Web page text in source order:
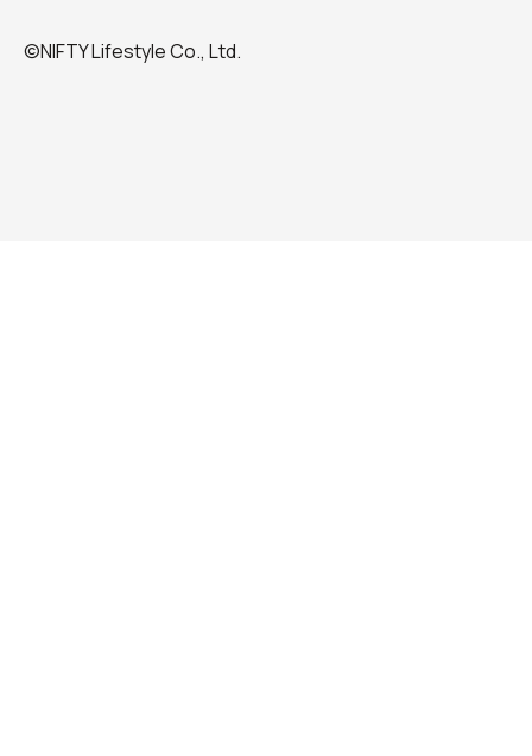
©NIFTY Lifestyle Co., Ltd.